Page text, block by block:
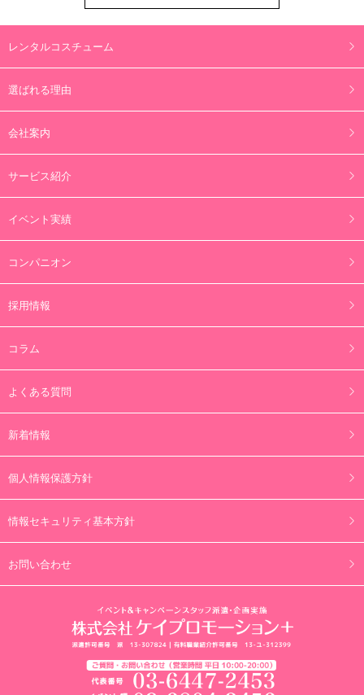
レンタルコスチューム
選ばれる理由
会社案内
サービス紹介
イベント実績
コンパニオン
採用情報
コラム
よくある質問
新着情報
個人情報保護方針
情報セキュリティ基本方針
お問い合わせ